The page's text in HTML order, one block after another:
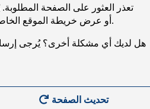
تعذر العثور على الصفحة
URL، أو عرض خريطة الموقع الخاصة بنا لمساعدتك في العثور على ما تريد.
هل لديك أي مشكلة أخرى؟ يُرجى